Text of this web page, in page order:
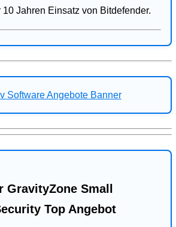
10 Jahren Einsatz von Bitdefender.
GravityZone Small
Top Angebot